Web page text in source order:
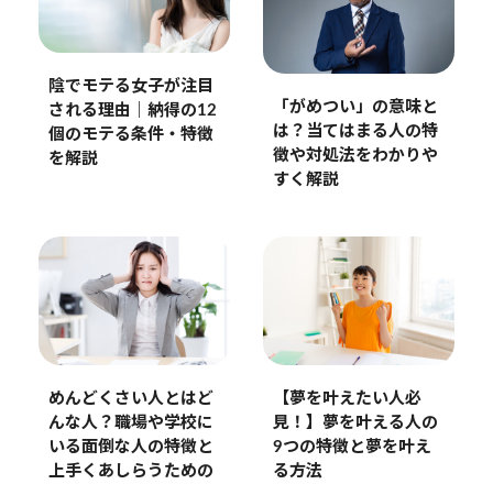
陰でモテる女子が注目
される理由｜納得の12
個のモテる条件・特徴
を解説
「がめつい」の意味と
は？当てはまる人の特
徴や対処法をわかりや
すく解説
めんどくさい人とはど
んな人？職場や学校に
いる面倒な人の特徴と
上手くあしらうための
【夢を叶えたい人必
見！】夢を叶える人の
9つの特徴と夢を叶え
る方法